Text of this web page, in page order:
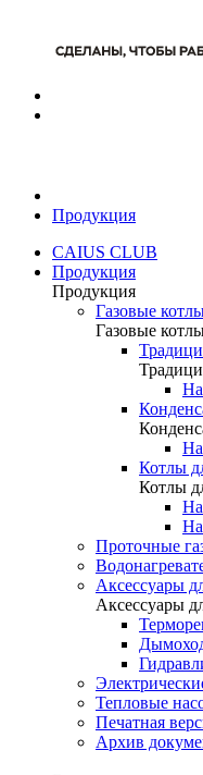
Продукция
CAIUS CLUB
Продукция
Продукция
Газовые
Газовые
Котлы
Котлы
Проточные
Аксессуары
Аксессуары
Тепловые
Печатная
Архив